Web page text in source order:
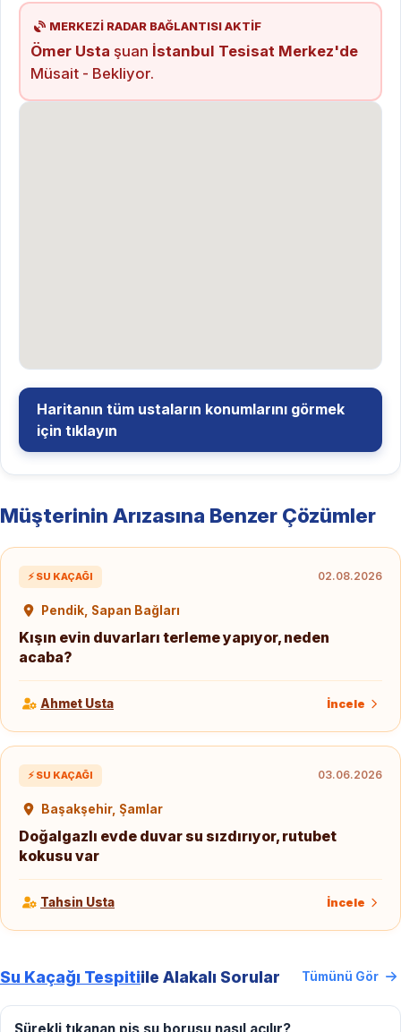
MERKEZİ RADAR BAĞLANTISI AKTİF
Ömer Usta şuan İstanbul Tesisat Merkez'de
Müsait - Bekliyor.
Haritanın tüm ustaların konumlarını görmek
için tıklayın
Müşterinin Arızasına Benzer Çözümler
⚡ SU KAÇAĞI 02.08.2026
Pendik, Sapan Bağları
Kışın evin duvarları terleme yapıyor, neden
acaba?
Ahmet Usta İncele
⚡ SU KAÇAĞI 03.06.2026
Başakşehir, Şamlar
Doğalgazlı evde duvar su sızdırıyor, rutubet
kokusu var
Tahsin Usta İncele
Su Kaçağı Tespitiile Alakalı Sorular Tümünü Gör